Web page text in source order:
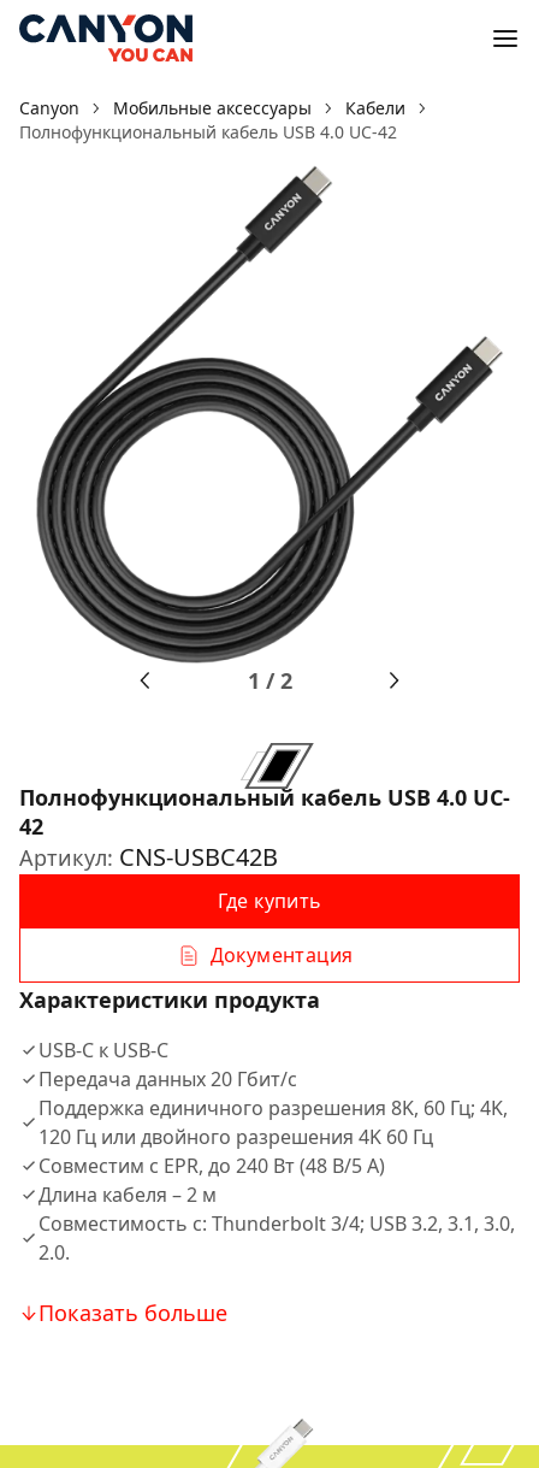
Canyon Мобильные аксессуары
Кабели
Полнофункциональный кабель USB 4.0 UC-42
1 /2
Полнофункциональный кабель USB 4.0 UC-
42
Артикул: CNS-USBC42B
Где купить
Документация
Характеристики продукта
USB-C к USB-C
Передача данных 20 Гбит/с
Поддержка единичного разрешения 8K, 60 Гц; 4K,
120 Гц или двойного разрешения 4K 60 Гц
Совместим с EPR, до 240 Вт (48 В/5 А)
Длина кабеля – 2 м
Совместимость с: Thunderbolt 3/4; USB 3.2, 3.1, 3.0,
2.0.
Показать больше